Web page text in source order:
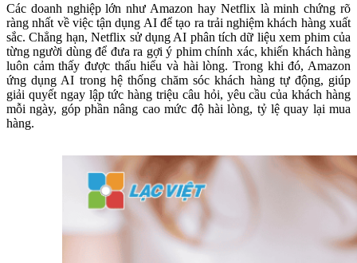
Các doanh nghiệp lớn như Amazon hay Netflix là minh chứng rõ
ràng nhất về việc tận dụng AI để tạo ra trải nghiệm khách hàng xuất
sắc. Chẳng hạn, Netflix sử dụng AI phân tích dữ liệu xem phim của
từng người dùng để đưa ra gợi ý phim chính xác, khiến khách hàng
luôn cảm thấy được thấu hiểu và hài lòng. Trong khi đó, Amazon
ứng dụng AI trong hệ thống chăm sóc khách hàng tự động, giúp
giải quyết ngay lập tức hàng triệu câu hỏi, yêu cầu của khách hàng
mỗi ngày, góp phần nâng cao mức độ hài lòng, tỷ lệ quay lại mua
hàng.